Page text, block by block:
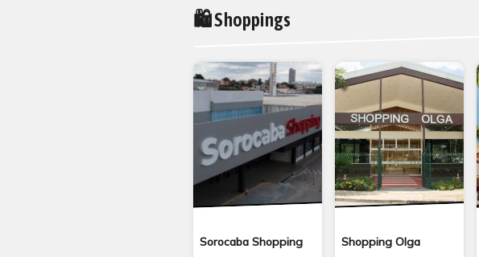
🛍 Shoppings
Sorocaba Shopping Shopping Olga